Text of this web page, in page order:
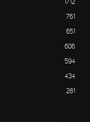
1712
761
651
606
594
434
281